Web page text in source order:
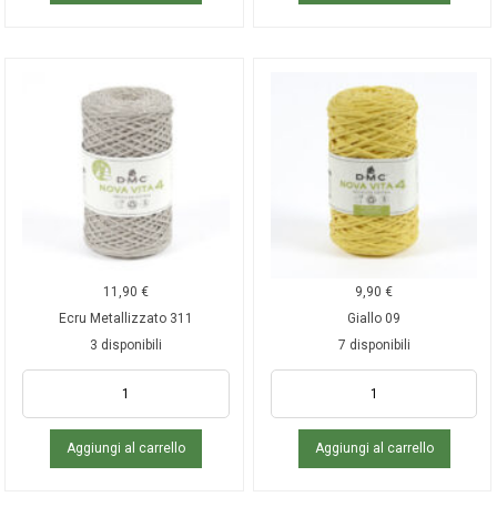
11,90 €
Ecru Metallizzato 311
3 disponibili
Aggiungi al carrello
9,90€
Giallo 09
7 disponibili
Aggiungi al carrello